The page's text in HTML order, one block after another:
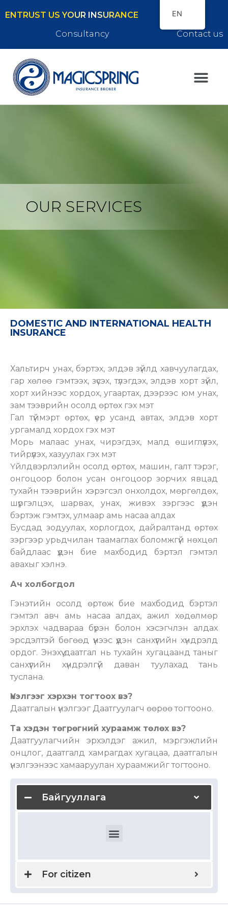
ENTRUST US YOUR INSURANCE
Consultancy
Contact us
OUR SERVICES
Байгууллага
For citizen
DOMESTIC AND INTERNATIONAL HEALTH
INSURANCE
Хальтирч унах, бэртэх, элдэв зүйлд хавчуулагдах,
гар хөлөө гэмтээх, зүсэх, түлэгдэх, элдэв хорт зүйл,
хорт хийнээс хордох, угаартах, дээрээс юм унах,
зам тээврийн осолд өртөх гэх мэт
Гал түймэрт өртөх, үер усанд автах, элдэв хорт
ургамалд хордох гэх мэт
Морь малаас унах, чирэгдэх, малд өшиглүүлэх,
тийрүүлэх, хазуулах гэх мэт
Үйлдвэрлэлийн осолд өртөх, машин, галт тэрэг,
онгоцоор болон усан онгоцоор зорчих явцад
тухайн тээврийн хэрэгсэл онхолдох, мөргөлдөх,
шүргэлцэх, шарвах, унах, живэх зэргээс үүдэн
бэртэж гэмтэх, улмаар амь насаа алдах
Бусдад зодуулах, хорлогдох, дайралтанд өртөх
зэргээр урьдчилан таамаглах боломжгүй нөхцөл
байдлаас үүдэн бие махбодид бэртэл гэмтэл
авахыг хэлнэ.
Ач холбогдол
Гэнэтийн осолд өртөж бие махбодид бэртэл
гэмтэл авч амь насаа алдах, ажил хөдөлмөр
эрхлэх чадвараа бүрэн болон хэсэгчлэн алдах
эрсдэлтэй бөгөөд үүнээс үүдэн санхүүгийн хүндрэлд
ордог. Энэхүү даатгал нь тухайн хугацаанд таныг
санхүүгийн хүндрэлгүй даван туулахад тань
туслана.
Үнэлгээг хэрхэн тогтоох вэ?
Даатгалын үнэлгээг Даатгуулагч өөрөө тогтооно.
Та хэдэн төгрөгний хураамж төлөх вэ?
Даатгуулагчийн эрхэлдэг ажил, мэргэжлийн
онцлог, даатгалд хамрагдах хугацаа, даатгалын
үнэлгээнээс хамааруулан хураамжийг тогтооно.
EN